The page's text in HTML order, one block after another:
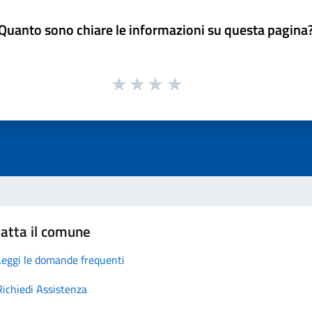
sono chiare le informazioni su questa
il comune
le domande frequenti
Assistenza